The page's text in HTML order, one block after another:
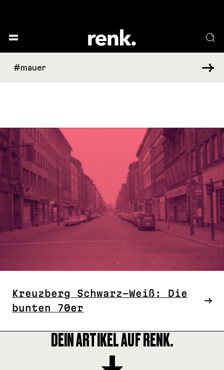
Kreuzberg Schwarz-Weiß: Die
bunten 70er
DEIN ARTIKEL AUF RENK.